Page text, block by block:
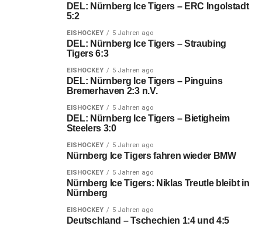
DEL: Nürnberg Ice Tigers – ERC Ingolstadt
5:2
EISHOCKEY 5 Jahren ago
DEL: Nürnberg Ice Tigers – Straubing
Tigers 6:3
EISHOCKEY 5 Jahren ago
DEL: Nürnberg Ice Tigers – Pinguins
Bremerhaven 2:3 n.V.
EISHOCKEY 5 Jahren ago
DEL: Nürnberg Ice Tigers – Bietigheim
Steelers 3:0
EISHOCKEY 5 Jahren ago
Nürnberg Ice Tigers fahren wieder BMW
EISHOCKEY 5 Jahren ago
Nürnberg Ice Tigers: Niklas Treutle bleibt in
Nürnberg
EISHOCKEY 5 Jahren ago
Deutschland – Tschechien 1:4 und 4:5